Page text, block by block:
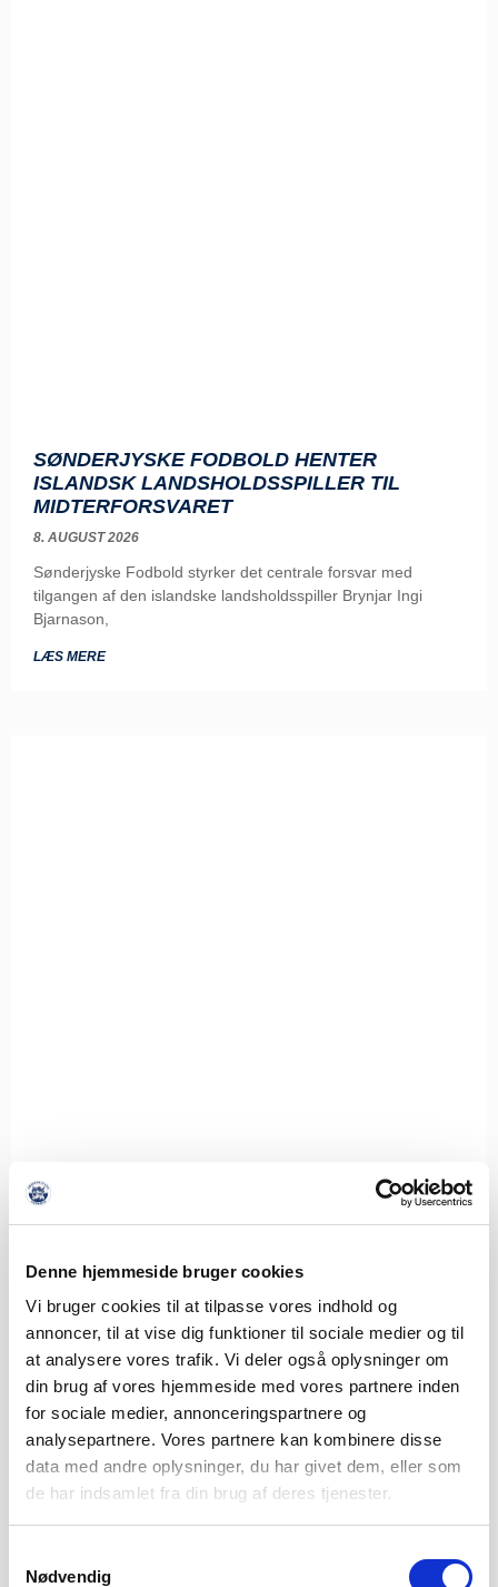
Denne hjemmeside bruger cookies
Vi bruger cookies til at tilpasse vores indhold og
annoncer, til at vise dig funktioner til sociale medier og til
at analysere vores trafik. Vi deler også oplysninger om
din brug af vores hjemmeside med vores partnere inden
for sociale medier, annonceringspartnere og
analysepartnere. Vores partnere kan kombinere disse
data med andre oplysninger, du har givet dem, eller som
de har indsamlet fra din brug af deres tjenester.
Nødvendig
SØNDERJYSKE FODBOLD HENTER
ISLANDSK LANDSHOLDSSPILLER TIL
MIDTERFORSVARET
8. AUGUST 2026
Sønderjyske Fodbold styrker det centrale forsvar med
tilgangen af den islandske landsholdsspiller Brynjar Ingi
Bjarnason,
LÆS MERE
SØNDERJYSKE FODBOLD SÆLGER
MAGNUS JENSEN TIL FCM
Sønderjyske Fodbold har med omgående virkning solgt